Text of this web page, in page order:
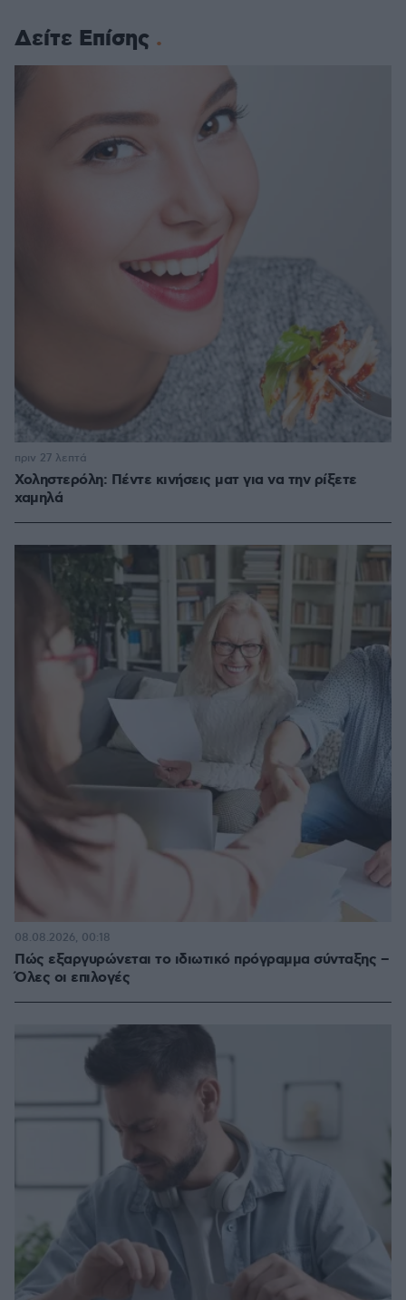
Δείτε Επίσης
Χοληστερόλη: Πέντε κινήσεις ματ για να την ρίξετε
χαμηλά
πριν 27 λεπτά
Πώς εξαργυρώνεται το ιδιωτικό πρόγραμμα σύνταξης –
Όλες οι επιλογές
08.08.2026, 00:18